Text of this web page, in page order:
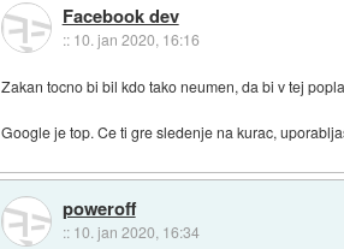
Facebook dev
:: 10. jan 2020, 16:16
Zakan tocno bi bil kdo tako neumen, da bi v tej
Google je top. Ce ti gre sledenje na kurac,
poweroff
:: 10. jan 2020, 16:34